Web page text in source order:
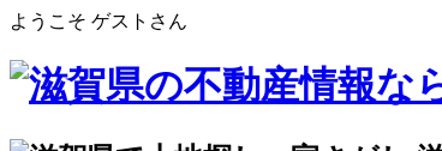
ようこそ ゲストさん